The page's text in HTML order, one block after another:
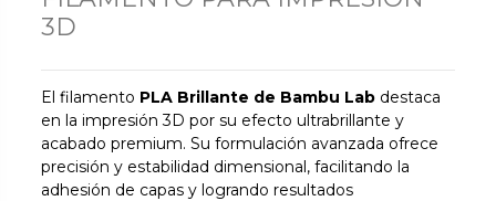
3D
El filamento PLA Brillante de Bambu Lab destaca
en la impresión 3D por su efecto ultrabrillante y
acabado premium. Su formulación avanzada ofrece
precisión y estabilidad dimensional, facilitando la
adhesión de capas y logrando resultados